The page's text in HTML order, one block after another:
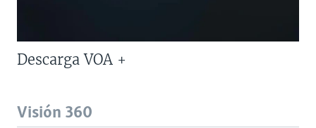
Descarga VOA +
Visión 360